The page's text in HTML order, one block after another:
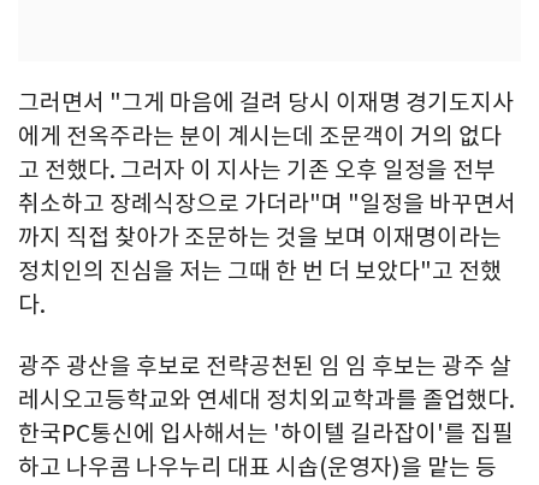
그러면서 "그게 마음에 걸려 당시 이재명 경기도지사
에게 전옥주라는 분이 계시는데 조문객이 거의 없다
고 전했다. 그러자 이 지사는 기존 오후 일정을 전부
취소하고 장례식장으로 가더라"며 "일정을 바꾸면서
까지 직접 찾아가 조문하는 것을 보며 이재명이라는
정치인의 진심을 저는 그때 한 번 더 보았다"고 전했
다.
광주 광산을 후보로 전략공천된 임 임 후보는 광주 살
레시오고등학교와 연세대 정치외교학과를 졸업했다.
한국PC통신에 입사해서는 '하이텔 길라잡이'를 집필
하고 나우콤 나우누리 대표 시솝(운영자)을 맡는 등